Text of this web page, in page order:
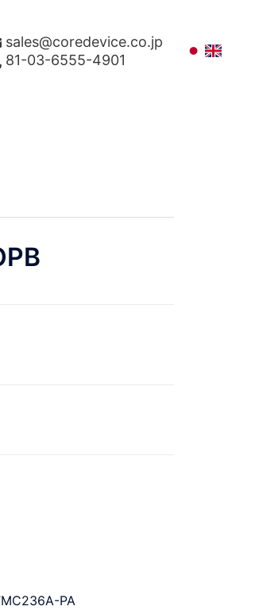
sales@coredevice.co.jp
81-03-6555-4901
PA